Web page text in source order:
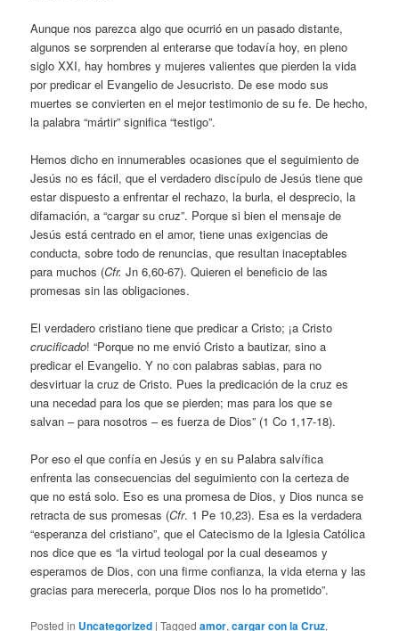
Aunque nos parezca algo que ocurrió en un pasado distante,
algunos se sorprenden al enterarse que todavía hoy, en pleno
siglo XXI, hay hombres y mujeres valientes que pierden la vida
por predicar el Evangelio de Jesucristo. De ese modo sus
muertes se convierten en el mejor testimonio de su fe. De hecho,
la palabra “mártir” significa “testigo”.
Hemos dicho en innumerables ocasiones que el seguimiento de
Jesús no es fácil, que el verdadero discípulo de Jesús tiene que
estar dispuesto a enfrentar el rechazo, la burla, el desprecio, la
difamación, a “cargar su cruz”. Porque si bien el mensaje de
Jesús está centrado en el amor, tiene unas exigencias de
conducta, sobre todo de renuncias, que resultan inaceptables
para muchos (Cfr. Jn 6,60-67). Quieren el beneficio de las
promesas sin las obligaciones.
El verdadero cristiano tiene que predicar a Cristo; ¡a Cristo
crucificado! “Porque no me envió Cristo a bautizar, sino a
predicar el Evangelio. Y no con palabras sabias, para no
desvirtuar la cruz de Cristo. Pues la predicación de la cruz es
una necedad para los que se pierden; mas para los que se
salvan – para nosotros – es fuerza de Dios” (1 Co 1,17-18).
Por eso el que confía en Jesús y en su Palabra salvífica
enfrenta las consecuencias del seguimiento con la certeza de
que no está solo. Eso es una promesa de Dios, y Dios nunca se
retracta de sus promesas (Cfr. 1 Pe 10,23). Esa es la verdadera
“esperanza del cristiano”, que el Catecismo de la Iglesia Católica
nos dice que es “la virtud teologal por la cual deseamos y
esperamos de Dios, con una firme confianza, la vida eterna y las
gracias para merecerla, porque Dios nos lo ha prometido”.
Posted in Uncategorized |Tagged amor,cargar con la Cruz,